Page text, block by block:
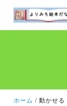
ホーム 動かせる